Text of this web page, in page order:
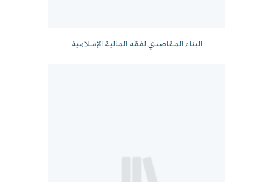
البناء المقاصدي لفقه المالية الإسلامية